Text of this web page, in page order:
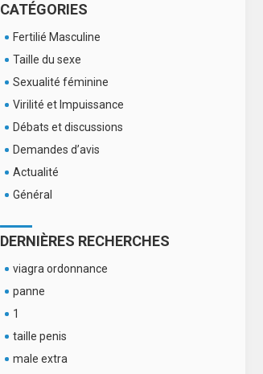
CATÉGORIES
Fertilié Masculine
Taille du sexe
Sexualité féminine
Virilité et Impuissance
Débats et discussions
Demandes d’avis
Actualité
Général
DERNIÈRES RECHERCHES
viagra ordonnance
panne
1
taille penis
male extra